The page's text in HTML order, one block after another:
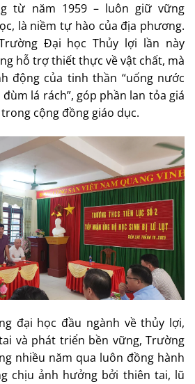
từ năm 1959 – luôn giữ vững
là niềm tự hào của địa phương.
Đại học Thủy lợi lần này
hỗ trợ thiết thực về vật chất, mà
động của tinh thần “uống nước
đùm lá rách”, góp phần lan tỏa giá
cộng đồng giáo dục.
đại học đầu ngành về thủy lợi,
và phát triển bền vững, Trường
nhiều năm qua luôn đồng hành
chịu ảnh hưởng bởi thiên tai, lũ